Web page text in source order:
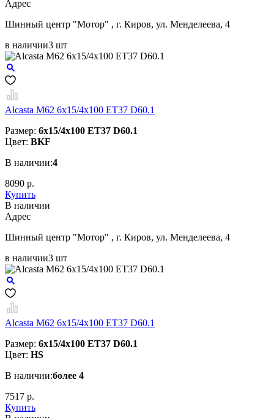
Aдрес
Шинный центр "Мотор" , г. Киров, ул. Менделеева, 4
в наличии3 шт
Alcasta M62 6x15/4x100 ET37 D60.1
Размер: 6x15/4x100 ET37 D60.1
Цвет: BKF
В наличии:4
8090 р.
Купить
В наличии
Aдрес
Шинный центр "Мотор" , г. Киров, ул. Менделеева, 4
в наличии3 шт
Alcasta M62 6x15/4x100 ET37 D60.1
Размер: 6x15/4x100 ET37 D60.1
Цвет: HS
В наличии:более 4
7517 р.
Купить